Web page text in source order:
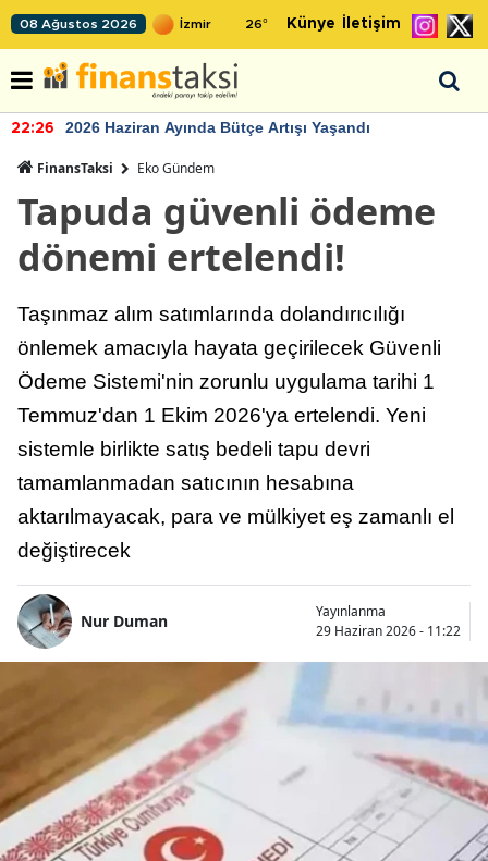
08 Ağustos 2026 26° Künye İletişim
22:26 2026 Haziran Ayında Bütçe Artışı Yaşandı
FinansTaksi Eko Gündem
Tapuda güvenli ödeme
dönemi ertelendi!
Taşınmaz alım satımlarında dolandırıcılığı
önlemek amacıyla hayata geçirilecek Güvenli
Ödeme Sistemi'nin zorunlu uygulama tarihi 1
Temmuz'dan 1 Ekim 2026'ya ertelendi. Yeni
sistemle birlikte satış bedeli tapu devri
tamamlanmadan satıcının hesabına
aktarılmayacak, para ve mülkiyet eş zamanlı el
değiştirecek
Nur Duman
Yayınlanma
29 Haziran 2026 - 11:22